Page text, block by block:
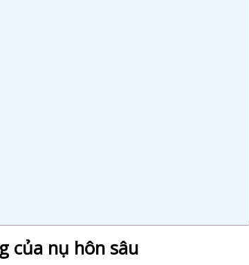
của nụ hôn sâu